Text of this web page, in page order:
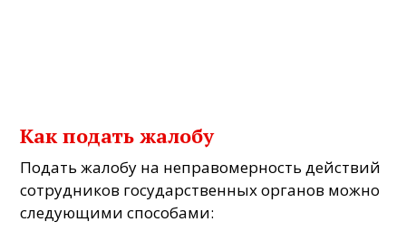
Как подать жалобу
Подать жалобу на неправомерность действий
сотрудников государственных органов можно
следующими способами: